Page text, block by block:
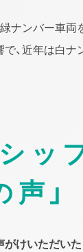
ナンバー車両
、近年は白
ッ
」
けいただい